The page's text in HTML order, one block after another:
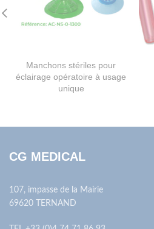
Manchons stériles pour
éclairage opératoire à usage
unique
CG MEDICAL
107, impasse de la Mairie
69620 TERNAND